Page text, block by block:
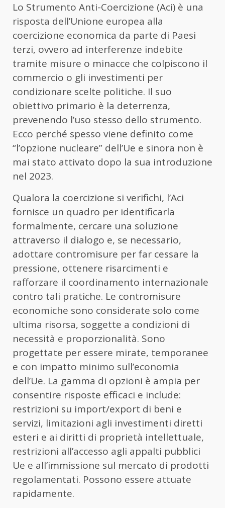
Lo Strumento Anti-Coercizione (Aci) è una
risposta dell’Unione europea alla
coercizione economica da parte di Paesi
terzi, ovvero ad interferenze indebite
tramite misure o minacce che colpiscono il
commercio o gli investimenti per
condizionare scelte politiche. Il suo
obiettivo primario è la deterrenza,
prevenendo l’uso stesso dello strumento.
Ecco perché spesso viene definito come
“l’opzione nucleare” dell’Ue e sinora non è
mai stato attivato dopo la sua introduzione
nel 2023.
Qualora la coercizione si verifichi, l’Aci
fornisce un quadro per identificarla
formalmente, cercare una soluzione
attraverso il dialogo e, se necessario,
adottare contromisure per far cessare la
pressione, ottenere risarcimenti e
rafforzare il coordinamento internazionale
contro tali pratiche. Le contromisure
economiche sono considerate solo come
ultima risorsa, soggette a condizioni di
necessità e proporzionalità. Sono
progettate per essere mirate, temporanee
e con impatto minimo sull’economia
dell’Ue. La gamma di opzioni è ampia per
consentire risposte efficaci e include:
restrizioni su import/export di beni e
servizi, limitazioni agli investimenti diretti
esteri e ai diritti di proprietà intellettuale,
restrizioni all’accesso agli appalti pubblici
Ue e all’immissione sul mercato di prodotti
regolamentati. Possono essere attuate
rapidamente.